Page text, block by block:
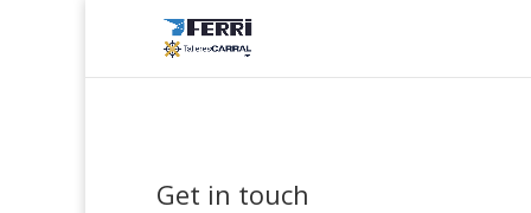
Get in touch